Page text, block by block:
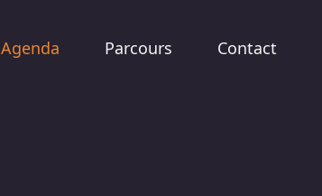
Agenda Parcours Contact